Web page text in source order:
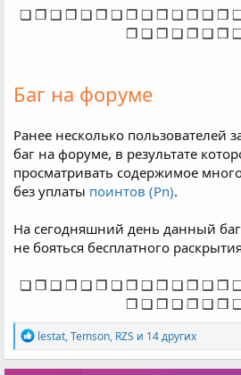
❏ ❐ ❑ ❒ ❏ ❐ ❏ ❐ ❑ ❒ ❏ ❐ ❑ ❒
❐ ❑ ❒ ❏ ❐ ❑ ❒
Баг на форуме
Ранее несколько
баг на форуме, в результате
просматривать содержимое
без уплаты поинтов (Pn).
На сегодняшний день данный
не бояться бесплатного
❏ ❐ ❑ ❒ ❏ ❐ ❏ ❐ ❑ ❒ ❏ ❐ ❑ ❒
❐ ❑ ❒ ❏ ❐ ❑ ❒
Р
е
а
lestat,Temson, RZS и 14 других